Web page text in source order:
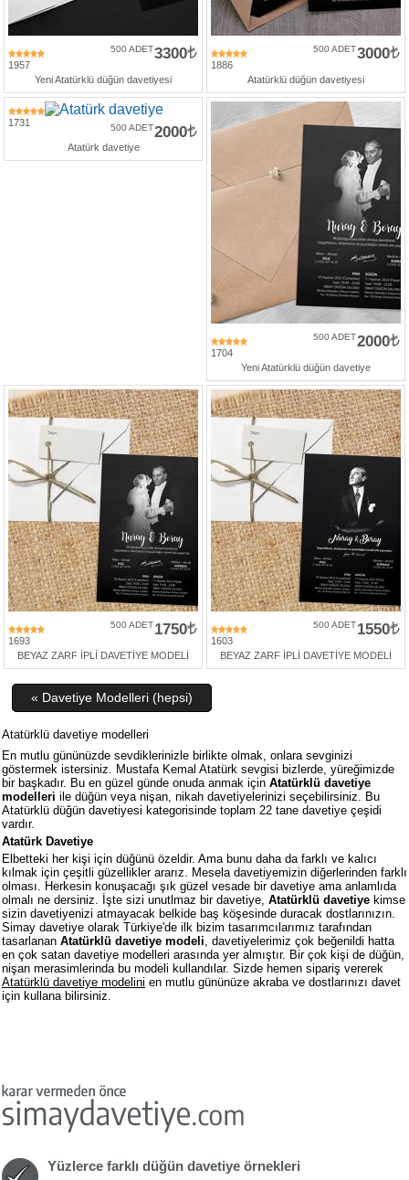
1957
3300
500 ADET
Yeni Atatürklü düğün davetiyesi
1886
3000
500 ADET
Atatürklü düğün davetiyesi
1731 2000
500 ADET
Atatürk davetiye
1704
2000
500 ADET
Yeni Atatürklü düğün davetiye
1693
1750
500 ADET
BEYAZ ZARF İPLİ DAVETİYE MODELİ
1603
1550
500 ADET
BEYAZ ZARF İPLİ DAVETİYE MODELİ
« Davetiye Modelleri (hepsi)
Atatürklü davetiye modelleri
En mutlu gününüzde sevdiklerinizle birlikte olmak, onlara sevginizi
göstermek istersiniz. Mustafa Kemal Atatürk sevgisi bizlerde, yüreğimizde
bir başkadır. Bu en güzel günde onuda anmak için Atatürklü davetiye
modelleri ile düğün veya nişan, nikah davetiyelerinizi seçebilirsiniz. Bu
Atatürklü düğün davetiyesi kategorisinde toplam 22 tane davetiye çeşidi
vardır.
Atatürk Davetiye
Elbetteki her kişi için düğünü özeldir. Ama bunu daha da farklı ve kalıcı
kılmak için çeşitli güzellikler ararız. Mesela davetiyemizin diğerlerinden farklı
olması. Herkesin konuşacağı şık güzel vesade bir davetiye ama anlamlıda
olmalı ne dersiniz. İşte sizi unutlmaz bir davetiye, Atatürklü davetiye kimse
sizin davetiyenizi atmayacak belkide baş köşesinde duracak dostlarınızın.
Simay davetiye olarak Türkiye'de ilk bizim tasarımcılarımız tarafından
tasarlanan Atatürklü davetiye modeli, davetiyelerimiz çok beğenildi hatta
en çok satan davetiye modelleri arasında yer almıştır. Bir çok kişi de düğün,
nişan merasimlerinda bu modeli kullandılar. Sizde hemen sipariş vererek
Atatürklü davetiye modelini en mutlu gününüze akraba ve dostlarınızı davet
için kullana bilirsiniz.
Yüzlerce farklı düğün davetiye örnekleri